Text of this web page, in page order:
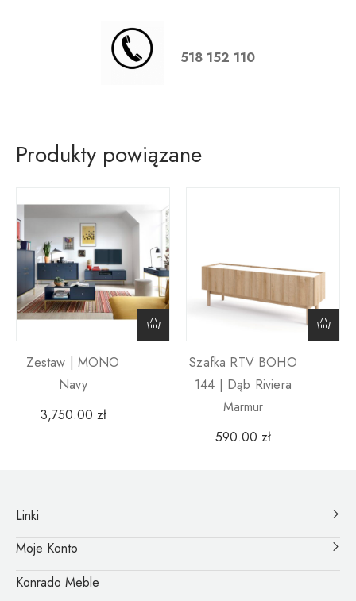
518 152 110
Produkty powiązane
Zestaw | MONO
Navy
3,750.00 zł
Szafka RTV BOHO
144 | Dąb Riviera
Marmur
590.00 zł
Linki
Moje Konto
Konrado Meble